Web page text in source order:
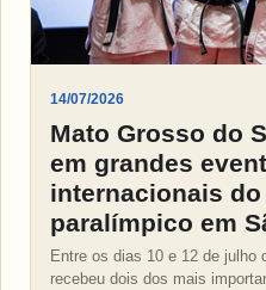
14/07/2026
Mato Grosso do
em grandes
internacionais
paralímpico em
Entre os dias 10 e 12 de julho
recebeu dois dos mais